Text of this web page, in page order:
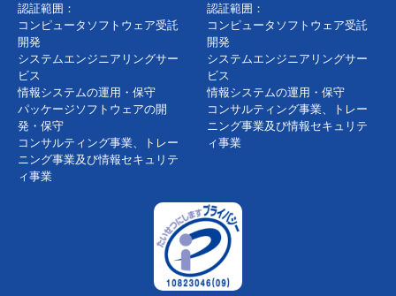
認証範囲：
コンピュータソフトウェア受託
開発
システムエンジニアリングサー
ビス
情報システムの運用・保守
パッケージソフトウェアの開
発・保守
コンサルティング事業、トレー
ニング事業及び情報セキュリテ
ィ事業
認証範囲：
コンピュータソフトウェア受託
開発
システムエンジニアリングサー
ビス
情報システムの運用・保守
コンサルティング事業、トレー
ニング事業及び情報セキュリテ
ィ事業